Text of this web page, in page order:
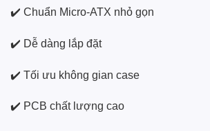
✔️ Chuẩn Micro-ATX nhỏ gọn
✔️ Dễ dàng lắp đặt
✔️ Tối ưu không gian case
✔️ PCB chất lượng cao